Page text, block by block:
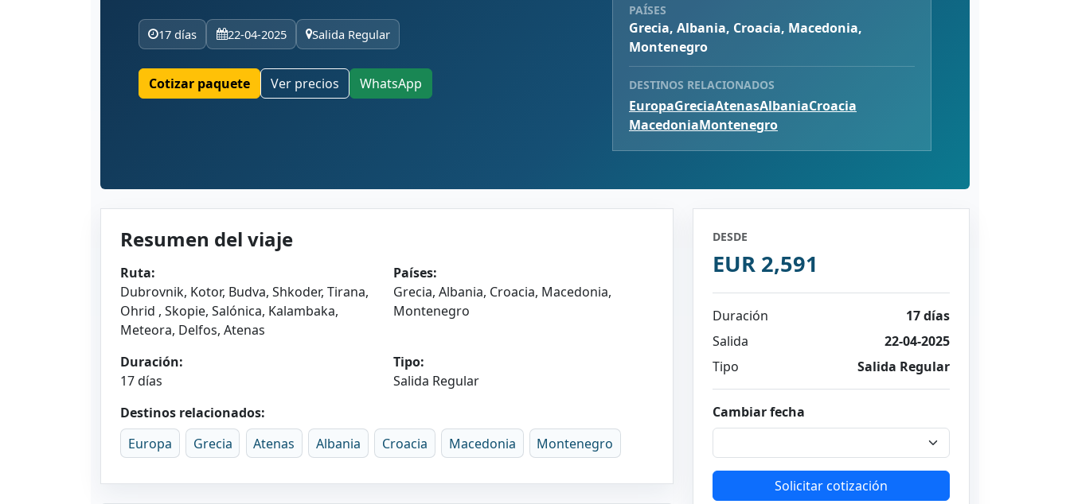
17 días 22-04-2025 Salida Regular
Cotizar paquete Ver precios WhatsApp
PAÍSES
Grecia, Albania, Croacia, Macedonia,
Montenegro
DESTINOS RELACIONADOS
EuropaGreciaAtenasAlbaniaCroacia
MacedoniaMontenegro
Resumen del viaje
Ruta:
Dubrovnik, Kotor, Budva, Shkoder, Tirana,
Ohrid , Skopie, Salónica, Kalambaka,
Meteora, Delfos, Atenas
Países:
Grecia, Albania, Croacia, Macedonia,
Montenegro
Duración:
17 días
Tipo:
Salida Regular
Destinos relacionados:
Europa
Grecia Atenas Albania Croacia Macedonia Montenegro
DESDE
EUR 2,591
Duración
17 días
Salida
22-04-2025
Tipo
Salida Regular
Cambiar fecha
Solicitar cotización